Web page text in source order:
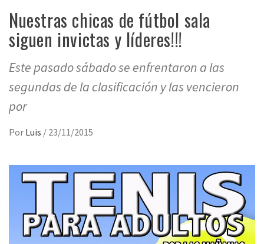
Nuestras chicas de fútbol sala
siguen invictas y líderes!!!
Este pasado sábado se enfrentaron a las
segundas de la clasificación y las vencieron
por
Por Luis / 23/11/2015